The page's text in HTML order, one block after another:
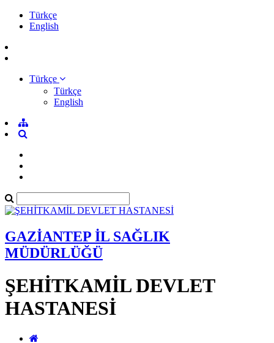
Türkçe
English
Türkçe
Türkçe
English
GAZİANTEP İL SAĞLIK
MÜDÜRLÜĞÜ
ŞEHİTKAMİL DEVLET
HASTANESİ